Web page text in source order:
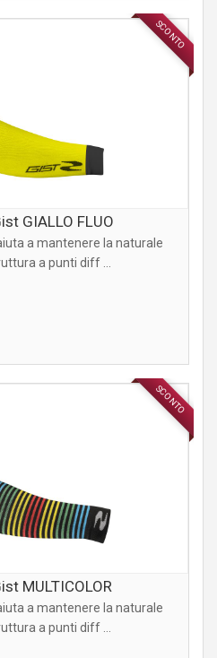
SCONTO
ABBIGLIAMENTO
GIALLO FLUO
a mantenere la naturale
a punti diff ...
SCONTO
ABBIGLIAMENTO
MULTICOLOR
a mantenere la naturale
a punti diff ...